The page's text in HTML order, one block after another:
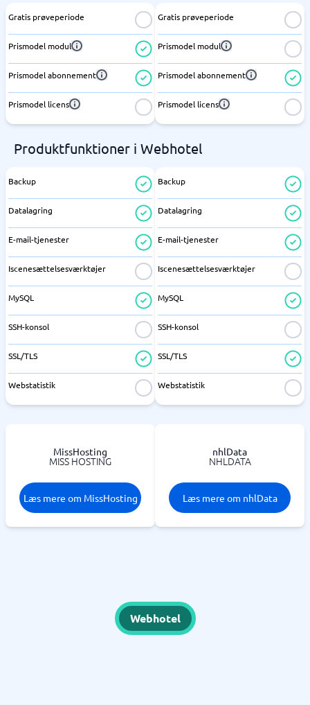
Gratis prøveperiode
Prismodel modul
Prismodel abonnement
Prismodel licens
Gratis prøveperiode
Prismodel modul
Prismodel abonnement
Prismodel licens
Produktfunktioner i Webhotel
Backup
Datalagring
E-mail-tjenester
Iscenesættelsesværktøjer
MySQL
SSH-konsol
SSL/TLS
Webstatistik
Backup
Datalagring
E-mail-tjenester
Iscenesættelsesværktøjer
MySQL
SSH-konsol
SSL/TLS
Webstatistik
MissHosting
MISS HOSTING
Læs mere om MissHosting
nhlData
NHLDATA
Læs mere om nhlData
Webhotel